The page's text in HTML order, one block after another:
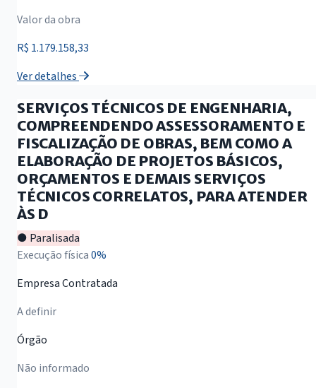
Valor da obra
R$ 1.179.158,33
Ver detalhes
SERVIÇOS TÉCNICOS DE ENGENHARIA,
COMPREENDENDO ASSESSORAMENTO E
FISCALIZAÇÃO DE OBRAS, BEM COMO A
ELABORAÇÃO DE PROJETOS BÁSICOS,
ORÇAMENTOS E DEMAIS SERVIÇOS
TÉCNICOS CORRELATOS, PARA ATENDER
ÀS D
● Paralisada
Execução física0%
Empresa Contratada
A definir
Órgão
Não informado